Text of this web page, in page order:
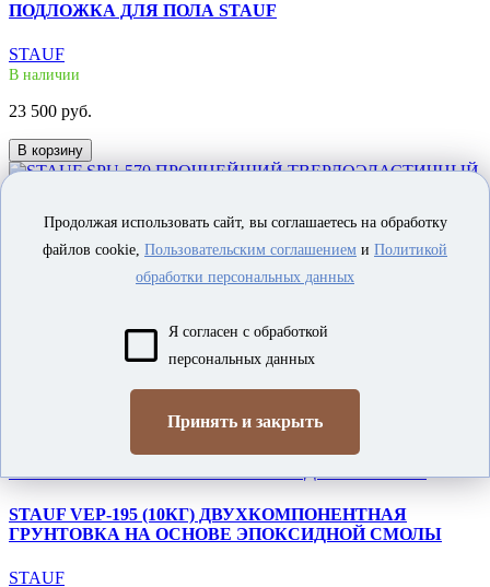
ПОДЛОЖКА ДЛЯ ПОЛА STAUF
STAUF
В наличии
23 500 руб.
В корзину
STAUF SPU-570 ПРОЧНЕЙШИЙ ТВЕРДОЭЛАСТИЧНЫЙ
ПОЛИУРИТАНОВЫЙ МОДИФИЦИРОВАННЫЙ
STAUF VEP-195 (10КГ) ДВУХКОМПОНЕНТНАЯ
ГРУНТОВКА НА ОСНОВЕ ЭПОКСИДНОЙ СМОЛЫ
STAUF
Продолжая использовать сайт, вы соглашаетесь на обработку
файлов cookie, Пользовательским соглашением и Политикой
обработки персональных данных
Я согласен с обработкой
персональных данных
Принять и закрыть